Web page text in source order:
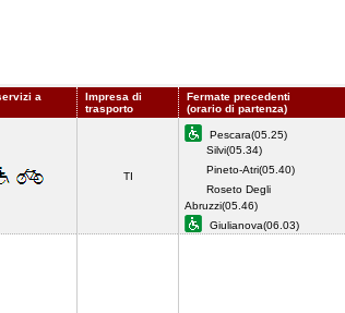
a
Impresa di
trasporto
Fermate precedenti
(orario di partenza)
TI
Pescara(05.25)
Silvi(05.34)
Pineto-Atri(05.40)
Roseto Degli
Abruzzi(05.46)
Giulianova(06.03)